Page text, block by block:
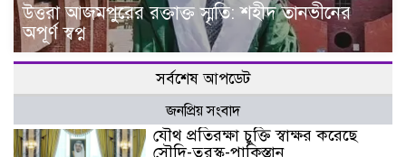
উত্তরা আজমপুরের রক্তাক্ত স্মৃতি: শহীদ তানভীনের
অপূর্ণ স্বপ্ন
সর্বশেষ আপডেট
জনপ্রিয় সংবাদ
যৌথ প্রতিরক্ষা চুক্তি স্বাক্ষর করেছে
সৌদি-তুরস্ক-পাকিস্তান